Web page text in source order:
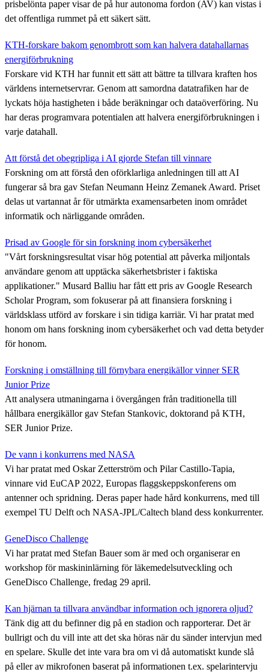
prisbelönta paper visar de på hur autonoma fordon (AV) kan vistas i
det offentliga rummet på ett säkert sätt.
KTH-forskare bakom genombrott som kan halvera datahallarnas
energiförbrukning
Forskare vid KTH har funnit ett sätt att bättre ta tillvara kraften hos
världens internetservrar. Genom att samordna datatrafiken har de
lyckats höja hastigheten i både beräkningar och dataöverföring. Nu
har deras programvara potentialen att halvera energiförbrukningen i
varje datahall.
Att förstå det obegripliga i AI gjorde Stefan till vinnare
Forskning om att förstå den oförklarliga anledningen till att AI
fungerar så bra gav Stefan Neumann Heinz Zemanek Award. Priset
delas ut vartannat år för utmärkta examensarbeten inom området
informatik och närliggande områden.
Prisad av Google för sin forskning inom cybersäkerhet
"Vårt forskningsresultat visar hög potential att påverka miljontals
användare genom att upptäcka säkerhetsbrister i faktiska
applikationer." Musard Balliu har fått ett pris av Google Research
Scholar Program, som fokuserar på att finansiera forskning i
världsklass utförd av forskare i sin tidiga karriär. Vi har pratat med
honom om hans forskning inom cybersäkerhet och vad detta betyder
för honom.
Forskning i omställning till förnybara energikällor vinner SER
Junior Prize
Att analysera utmaningarna i övergången från traditionella till
hållbara energikällor gav Stefan Stankovic, doktorand på KTH,
SER Junior Prize.
De vann i konkurrens med NASA
Vi har pratat med Oskar Zetterström och Pilar Castillo-Tapia,
vinnare vid EuCAP 2022, Europas flaggskeppskonferens om
antenner och spridning. Deras paper hade hård konkurrens, med till
exempel TU Delft och NASA-JPL/Caltech bland dess konkurrenter.
GeneDisco Challenge
Vi har pratat med Stefan Bauer som är med och organiserar en
workshop för maskininlärning för läkemedelsutveckling och
GeneDisco Challenge, fredag 29 april.
Kan hjärnan ta tillvara användbar information och ignorera oljud?
Tänk dig att du befinner dig på en stadion och rapporterar. Det är
bullrigt och du vill inte att det ska höras när du sänder intervjun med
en spelare. Skulle det inte vara bra om vi då automatiskt kunde slå
på eller av mikrofonen baserat på informationen t.ex. spelarintervju